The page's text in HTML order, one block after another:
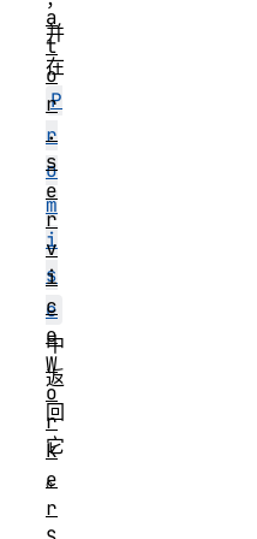
并
在
P
r
o
m
i
s
e
中
返
回
它
。
a
t
o
r
.
s
e
r
v
i
c
e
W
o
r
k
e
r